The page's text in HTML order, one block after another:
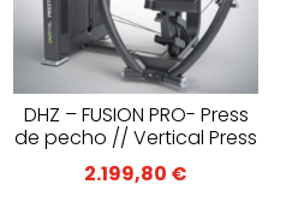
DHZ – FUSION PRO- Press
de pecho // Vertical Press
2.199,80 €